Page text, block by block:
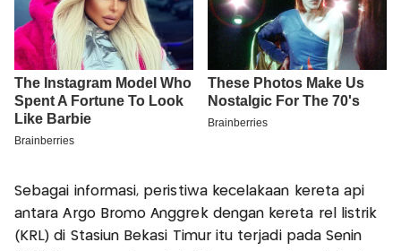
Sebagai informasi, peristiwa kecelakaan kereta api
antara Argo Bromo Anggrek dengan kereta rel listrik
(KRL) di Stasiun Bekasi Timur itu terjadi pada Senin